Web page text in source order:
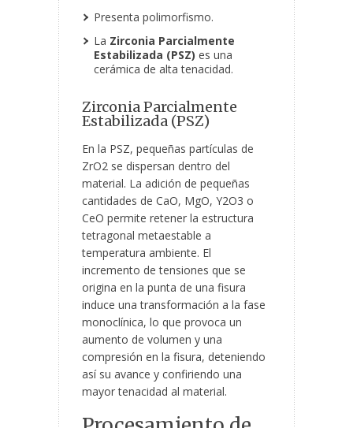
Presenta polimorfismo.
La Zirconia Parcialmente
Estabilizada (PSZ) es una
cerámica de alta tenacidad.
Zirconia Parcialmente
Estabilizada (PSZ)
En la PSZ, pequeñas partículas de
ZrO2 se dispersan dentro del
material. La adición de pequeñas
cantidades de CaO, MgO, Y2O3 o
CeO permite retener la estructura
tetragonal metaestable a
temperatura ambiente. El
incremento de tensiones que se
origina en la punta de una fisura
induce una transformación a la fase
monoclínica, lo que provoca un
aumento de volumen y una
compresión en la fisura, deteniendo
así su avance y confiriendo una
mayor tenacidad al material.